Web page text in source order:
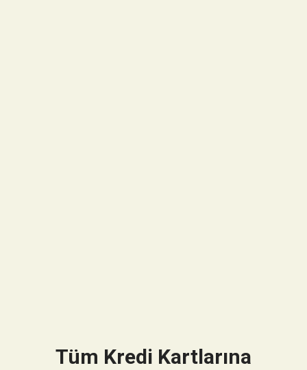
Tüm Kredi Kartlarına